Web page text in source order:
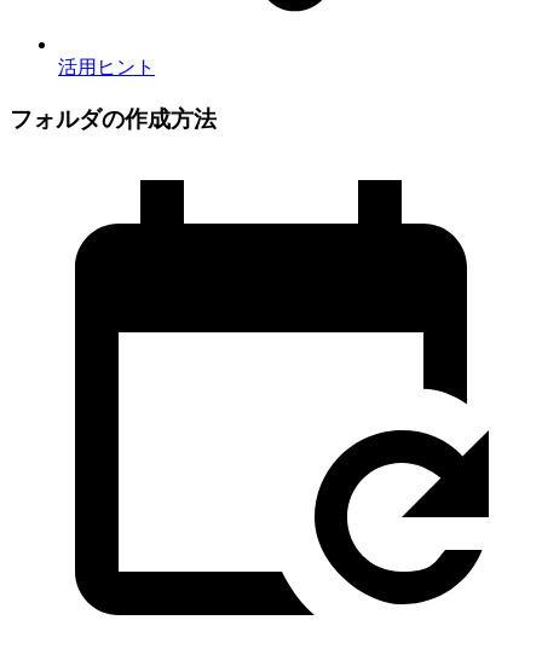
活用ヒント
フォルダの作成方法